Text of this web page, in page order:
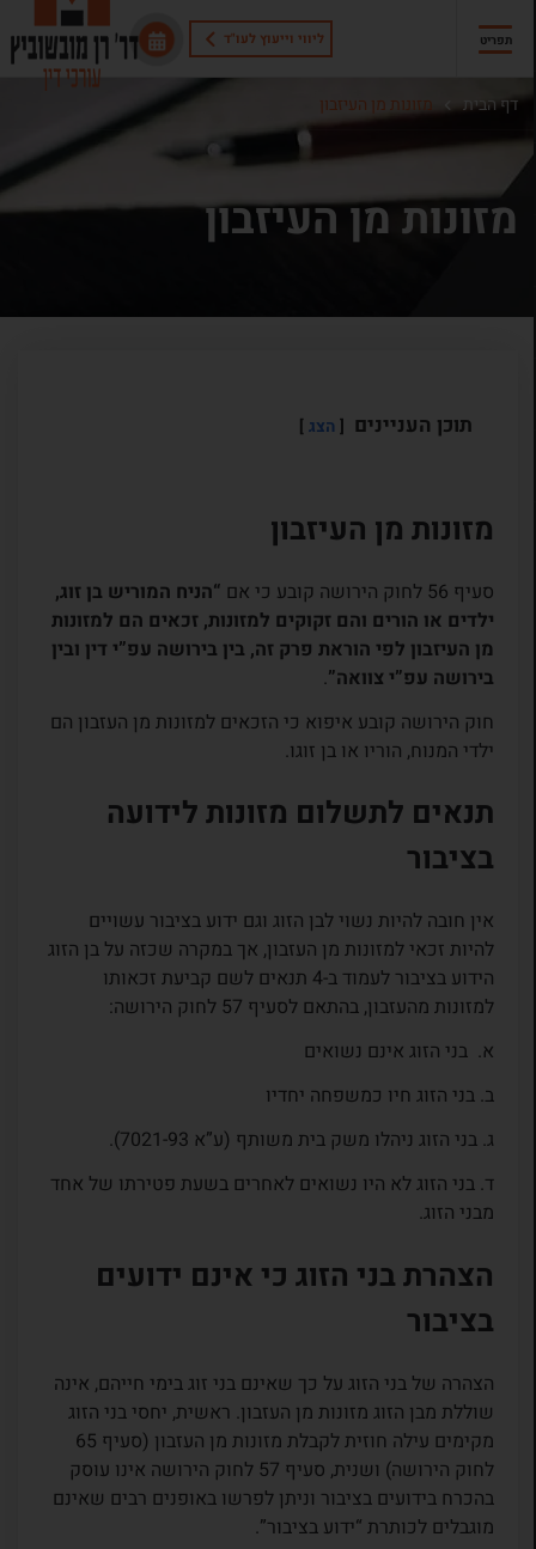
ליווי וייעוץ לעו"ד תפריט
דף הבית מזונות מן העיזבון
מזונות מן העיזבון
תוכן העניינים הצג
מזונות מן העיזבון
סעיף 56 לחוק הירושה קובע כי אם “הניח המוריש בן זוג,
ילדים או הורים והם זקוקים למזונות, זכאים הם למזונות
מן העיזבון לפי הוראת פרק זה, בין בירושה עפ”י דין ובין
בירושה עפ”י צוואה”.
חוק הירושה קובע איפוא כי הזכאים למזונות מן העזבון הם
ילדי המנוח, הוריו או בן זוגו.
תנאים לתשלום מזונות לידועה
בציבור
אין חובה להיות נשוי לבן הזוג וגם ידוע בציבור עשויים
להיות זכאי למזונות מן העזבון, אך במקרה שכזה על בן הזוג
הידוע בציבור לעמוד ב-4 תנאים לשם קביעת זכאותו
למזונות מהעזבון, בהתאם לסעיף 57 לחוק הירושה:
א. בני הזוג אינם נשואים
ב. בני הזוג חיו כמשפחה יחדיו
ג. בני הזוג ניהלו משק בית משותף (ע”א 7021-93).
ד. בני הזוג לא היו נשואים לאחרים בשעת פטירתו של אחד
מבני הזוג.
הצהרת בני הזוג כי אינם ידועים
בציבור
הצהרה של בני הזוג על כך שאינם בני זוג בימי חייהם, אינה
שוללת מבן הזוג מזונות מן העזבון. ראשית, יחסי בני הזוג
מקימים עילה חוזית לקבלת מזונות מן העזבון (סעיף 65
לחוק הירושה) ושנית, סעיף 57 לחוק הירושה אינו עוסק
בהכרח בידועים בציבור וניתן לפרשו באופנים רבים שאינם
מוגבלים לכותרת “ידוע בציבור”.